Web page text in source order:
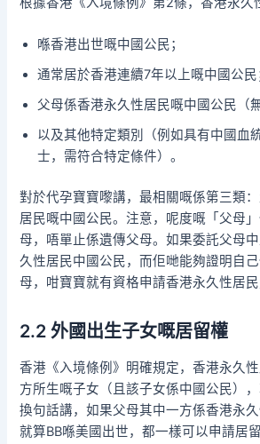
喺香港出世嘅中國公民；
通常居於香港連續7年以上嘅中國公民
父母係香港永久性居民嘅中國公民（
以及其他特定類別（例如具有中國血
士，需符合特定條件）。
對於代孕寶寶嚟講，最相關嘅係第三類
居民嘅中國公民。注意，呢度嘅「父母
母，唔單止係遺傳父母。如果委託父母
久性居民中國公民，而佢哋能夠證明自
母，咁寶寶就有資格申請香港永久性居民
2.2 外國出生子女嘅居留權
香港《入境條例》明確規定，香港永久
方所生嘅子女（且該子女係中國公民），
換句話講，如果父母其中一方係香港永久
就算BB喺美國出世，都一樣可以申請居